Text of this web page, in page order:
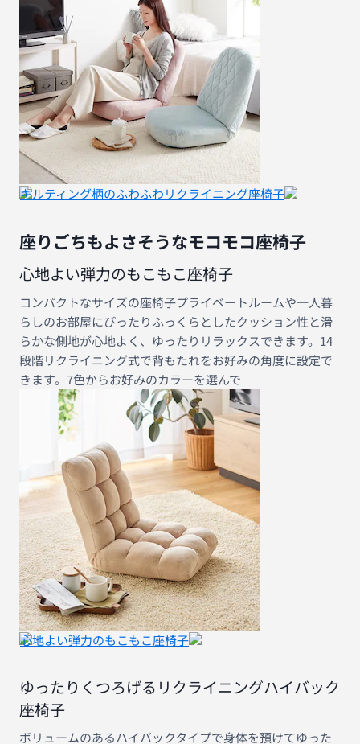
キルティング柄のふわふわリクライニング座椅子
座りごちもよさそうなモコモコ座椅子
心地よい弾力のもこもこ座椅子
コンパクトなサイズの座椅子プライベートルームや一人暮
らしのお部屋にぴったりふっくらとしたクッション性と滑
らかな側地が心地よく、ゆったりリラックスできます。14
段階リクライニング式で背もたれをお好みの角度に設定で
きます。7色からお好みのカラーを選んで
心地よい弾力のもこもこ座椅子
ゆったりくつろげるリクライニングハイバック
座椅子
ボリュームのあるハイバックタイプで身体を預けてゆった